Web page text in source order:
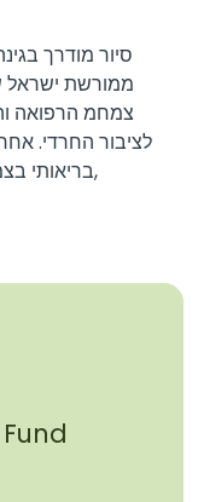
סיור מודרך
ממורשת ישראל
צמחמ הרפואה
לציבור החרדי.